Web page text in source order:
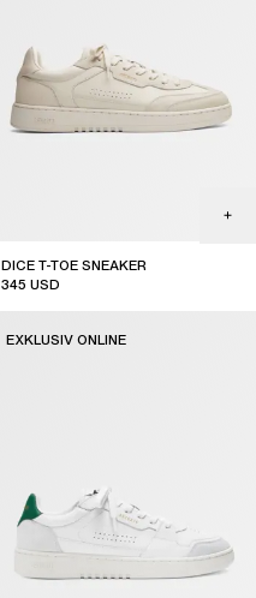
DICE T-TOE SNEAKER
345 USD
EXKLUSIV ONLINE